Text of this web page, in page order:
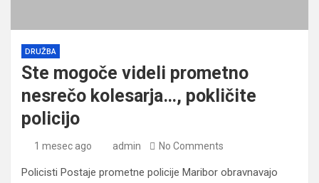
DRUŽBA
Ste mogoče videli prometno
nesrečo kolesarja…, pokličite
policijo
1 mesec ago admin No Comments
Policisti Postaje prometne policije Maribor obravnavajo